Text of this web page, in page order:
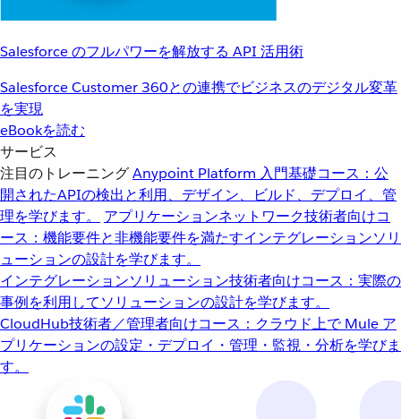
Salesforce のフルパワーを解放する API 活用術
Salesforce Customer 360との連携でビジネスのデジタル変革
を実現
eBookを読む
サービス
注目のトレーニングAnypoint Platform 入門基礎コース：公
開されたAPIの検出と利用、デザイン、ビルド、デプロイ、管
理を学びます。
アプリケーションネットワーク技術者向けコ
ース：機能要件と非機能要件を満たすインテグレーションソリ
ューションの設計を学びます。
インテグレーションソリューション技術者向けコース：実際の
事例を利用してソリューションの設計を学びます。
CloudHub技術者／管理者向けコース：クラウド上で Mule ア
プリケーションの設定・デプロイ・管理・監視・分析を学びま
す。